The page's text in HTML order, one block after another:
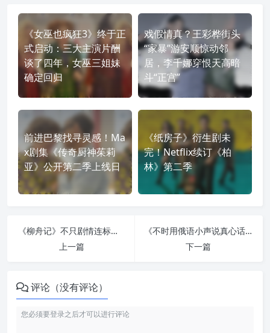
《女巫也疯狂3》终于正
式启动：三大主演片酬
谈了四年，女巫三姐妹
确定回归
戏假情真？王彩桦街头
“家暴”游安顺惊动邻
居，李千娜穿恨天高暗
斗“正宫”
前进巴黎找寻灵感！Ma
x剧集《传奇厨神茱莉
亚》公开第二季上线日
《纸房子》衍生剧未
完！Netflix续订《柏
林》第二季
《柳舟记》不只剧情连标题都在放闪！小说改编的古装剧史密斯夫妇 Netflix 热播中，推荐给最爱完美大结局的你
上一篇
《不时用俄语小声说真心话的邻桌艾莉同学》小说第 9 卷台湾上市，动画第二季即将推出！
下一篇
评论（没有评论）